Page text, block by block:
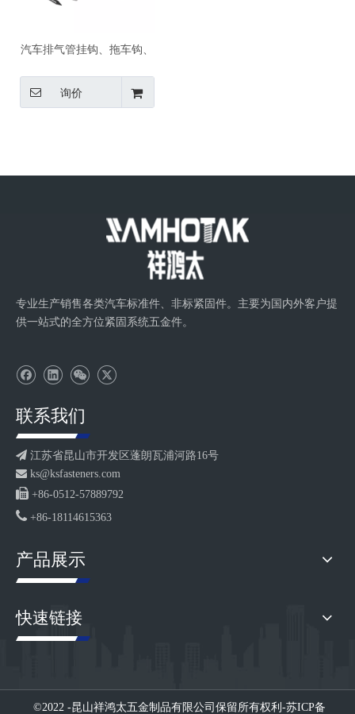
汽车排气管挂钩、拖车钩、
汽车座椅转轴紧固件五金件
询价
专业生产销售各类汽车标准件、非标紧固件。主要为国内外客户提
供一站式的全方位紧固系统五金件。
联系我们
 江苏省昆山市开发区蓬朗瓦浦河路16号
 ks@ksfasteners.com
 +86-0512-57889792
 +86-18114615363
产品展示
快速链接
©2022 -昆山祥鸿太五金制品有限公司 保留所有权利-苏ICP备